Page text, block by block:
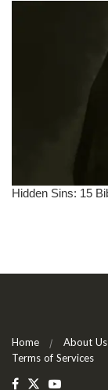
Home About Us
Terms of Services